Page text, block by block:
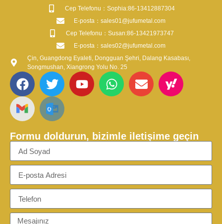
​Cep Telefonu：Sophia:86-13412887304
​E-posta​：sales01@jufumetal.com
​Cep Telefonu：Susan:86-13421973747
​E-posta​：sales02@jufumetal.com
Çin, Guangdong Eyaleti, Dongguan Şehri, Dalang Kasabası,
Songmushan, Xiangrong Yolu No. 25
Formu doldurun, bizimle iletişime geçin